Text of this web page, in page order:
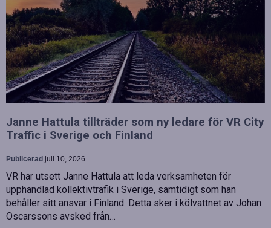
Janne Hattula tillträder som ny ledare för VR City
Traffic i Sverige och Finland
Publicerad juli 10, 2026
VR har utsett Janne Hattula att leda verksamheten för
upphandlad kollektivtrafik i Sverige, samtidigt som han
behåller sitt ansvar i Finland. Detta sker i kölvattnet av Johan
Oscarssons avsked från…